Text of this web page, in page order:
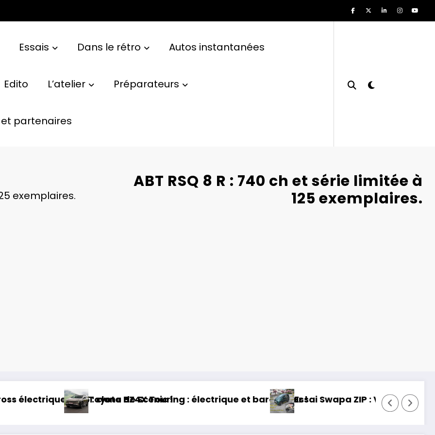
Essais Dans le rétro Autos instantanées
Edito L’atelier Préparateurs
partenaires
exemplaires.
ABT RSQ 8 R : 740 ch et série limitée à
125 exemplaires.
et baroudeur !Essai Swapa ZIP : Voiture sans permis, mais fun !Essai Toyota RAV 4 2026 : 32